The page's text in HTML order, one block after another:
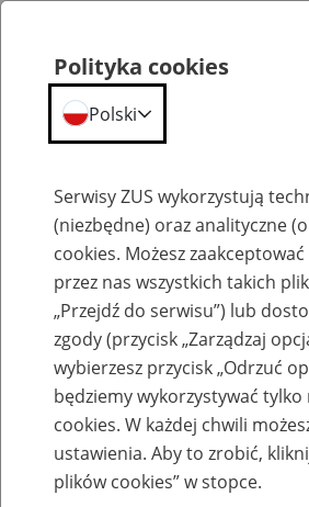
Wydawnictwa
Wydawnictwa
Ubezpieczeń
z niepełnosprawnością
Polityka cookies
Polski
Serwisy ZUS wykorzystują
(niezbędne) oraz analityczne
cookies. Możesz
przez nas wszystkich takich
„Przejdź do serwisu”) lub
zgody (przycisk „Zarządzaj
wybierzesz przycisk „Odrzuć
będziemy wykorzystywać
cookies. W każdej chwili
ustawienia. Aby to zrobić,
plików cookies” w stopce.